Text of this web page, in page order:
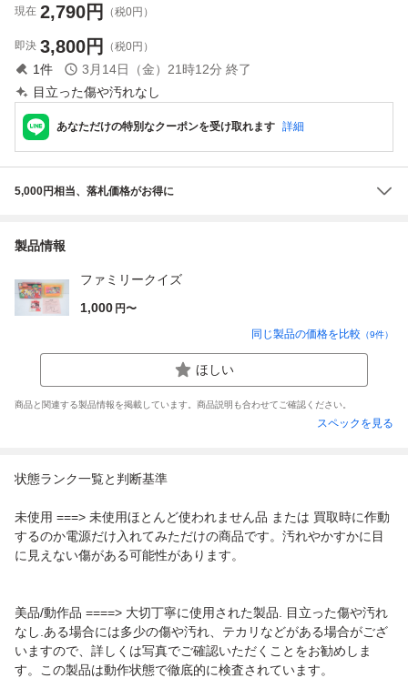
現在 2,790円 （税0円）
即決 3,800円 （税0円）
1件 3月14日（金）21時12分 終了
目立った傷や汚れなし
あなただけの特別なクーポンを受け取れます 詳細
5,000円相当、落札価格がお得に
製品情報
ファミリークイズ
1,000 円〜
同じ製品の価格を比較 （9件）
ほしい
商品と関連する製品情報を掲載しています。商品説明も合わせてご確認ください。
スペックを見る
状態ランク一覧と判断基準
未使用 ===> 未使用ほとんど使われません品 または 買取時に作動
するのか電源だけ入れてみただけの商品です。汚れやかすかに目
に見えない傷がある可能性があります。
美品/動作品 ====> 大切丁寧に使用された製品. 目立った傷や汚れ
なし.ある場合には多少の傷や汚れ、テカリなどがある場合がござ
いますので、詳しくは写真でご確認いただくことをお勧めしま
す。この製品は動作状態で徹底的に検査されています。